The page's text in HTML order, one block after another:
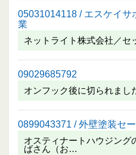
05031014118 / エスケイサ
業
ネットライト株式会社／セ
09029685792
オンフック後に切られまし
0899043371 / 外壁塗装セ
オスティナートハウジング
ばさん（お…